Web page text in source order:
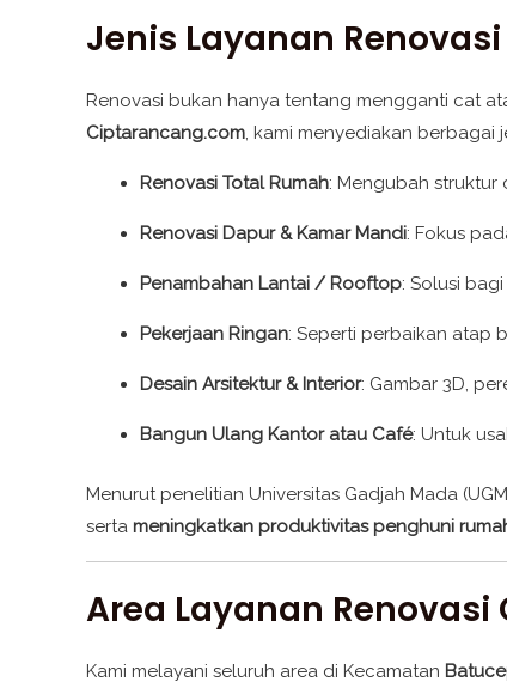
Jenis Layanan
Renovasi bukan hanya tentang mengganti cat
Ciptarancang.com, kami menyediakan berbagai
Renovasi Total Rumah: Mengubah
Renovasi Dapur & Kamar Mandi: Fokus
Penambahan Lantai / Rooftop: Solusi
Pekerjaan Ringan: Seperti perbaikan atap
Desain Arsitektur & Interior: Gambar 3D,
Bangun Ulang Kantor atau Café: Untuk
Menurut penelitian Universitas Gadjah Mada
serta meningkatkan produktivitas penghuni
Area Layanan
Kami melayani seluruh area di Kecamatan